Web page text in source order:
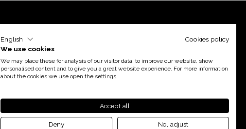
English
Cookies policy
We use cookies
We may place these for analysis of our visitor data, to improve our website, show
personalised content and to give you a great website experience. For more information
about the cookies we use open the settings.
Accept all
Deny No, adjust